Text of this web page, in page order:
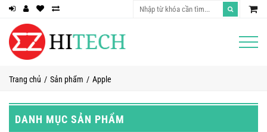
Trang chủ Sản phẩm Apple
DANH MỤC SẢN PHẨM